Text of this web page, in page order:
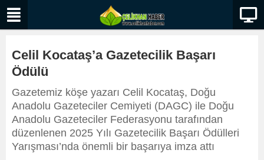
Celil Kocataş’a Gazetecilik Başarı
Ödülü
Gazetemiz köşe yazarı Celil Kocataş, Doğu
Anadolu Gazeteciler Cemiyeti (DAGC) ile Doğu
Anadolu Gazeteciler Federasyonu tarafından
düzenlenen 2025 Yılı Gazetecilik Başarı Ödülleri
Yarışması’nda önemli bir başarıya imza attı